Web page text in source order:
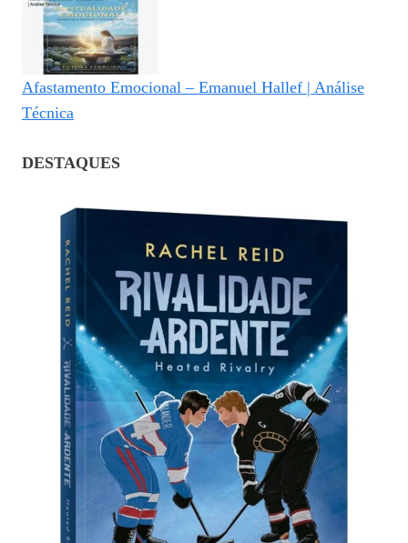
Afastamento Emocional – Emanuel Hallef | Análise
Técnica
DESTAQUES